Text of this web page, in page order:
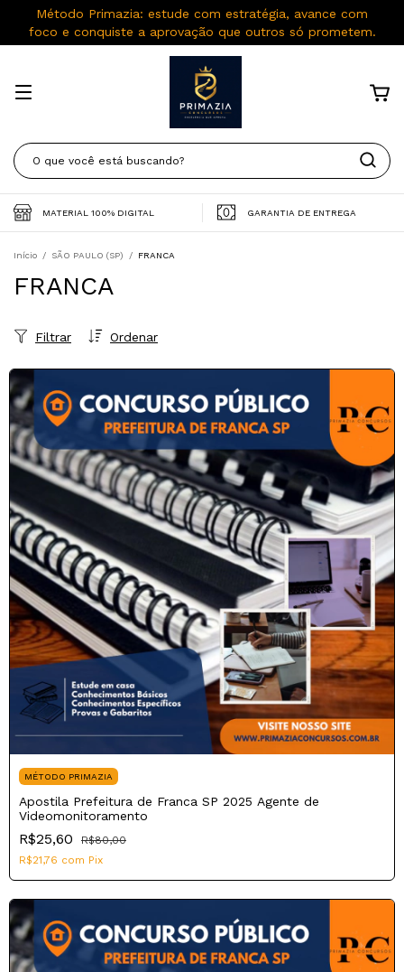
Método Primazia: estude com estratégia, avance com
foco e conquiste a aprovação que outros só prometem.
MATERIAL 100% DIGITAL GARANTIA DE ENTREGA
Início / SÃO PAULO (SP) / FRANCA
FRANCA
Ordenar
Filtrar
MÉTODO PRIMAZIA
Apostila Prefeitura de Franca SP 2025 Agente de
Videomonitoramento
R$25,60
R$80,00
R$21,76 com Pix